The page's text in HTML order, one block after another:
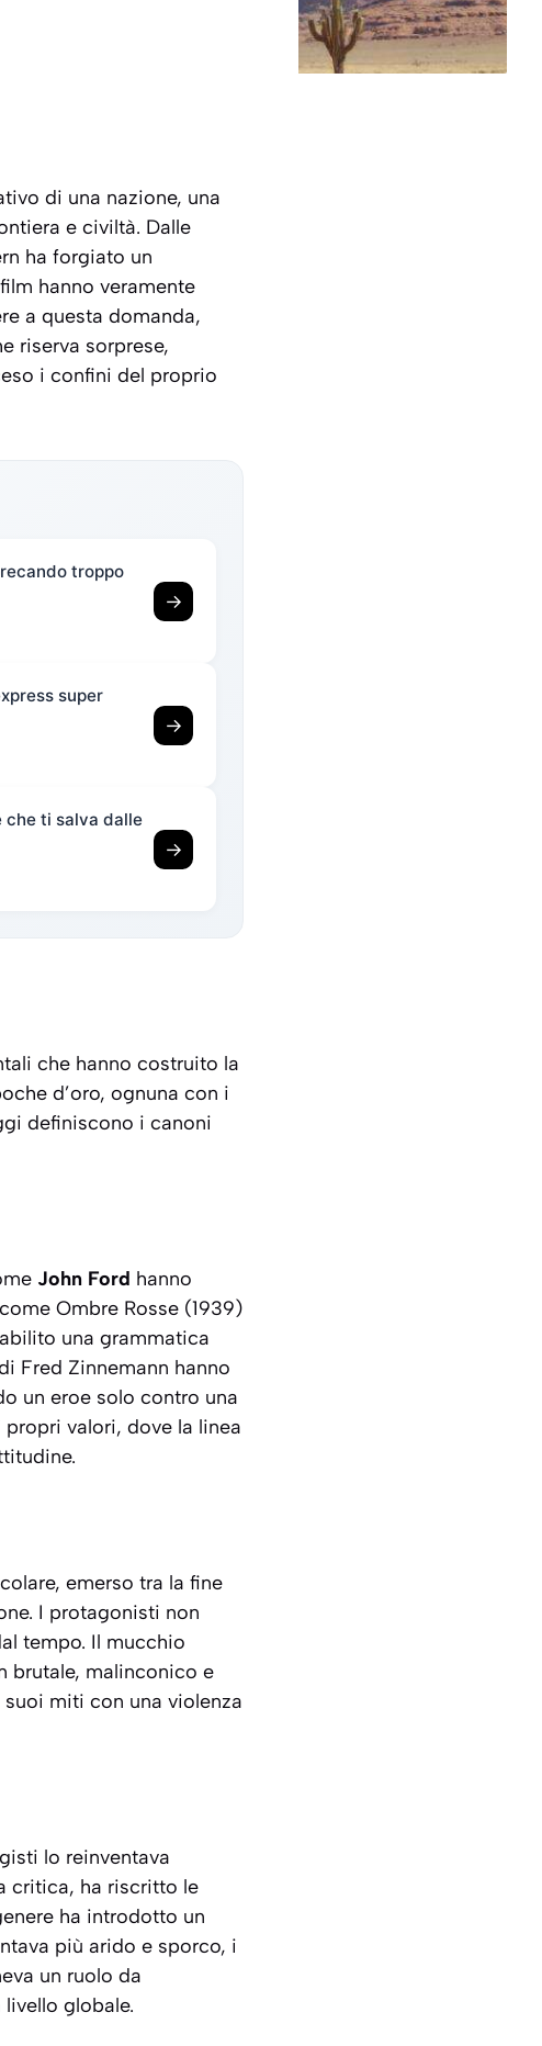
di una nazione, una
e civiltà. Dalle
ha forgiato un
hanno veramente
a questa domanda,
riserva sorprese,
i confini del proprio
troppo
→
super
→
che ti salva dalle
→
che hanno costruito la
d’oro, ognuna con i
definiscono i canoni
John Ford hanno
Ombre Rosse (1939)
una grammatica
Fred Zinnemann hanno
un eroe solo contro una
valori, dove la linea
emerso tra la fine
I protagonisti non
tempo. Il mucchio
brutale, malinconico e
miti con una violenza
lo reinventava
critica, ha riscritto le
ha introdotto un
più arido e sporco, i
un ruolo da
globale.